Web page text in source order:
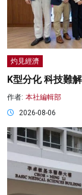
灼見經濟
K型分化 科技難
作者: 本社編輯部
2026-08-06